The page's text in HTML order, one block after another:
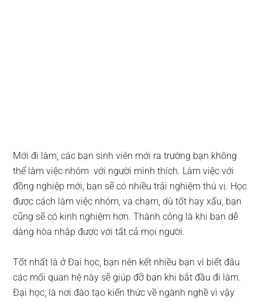
Mới đi làm, các bạn sinh viên mới ra trường bạn không
thể làm việc nhóm với người mình thích. Làm việc với
đồng nghiệp mới, bạn sẽ có nhiều trải nghiệm thú vị. Học
được cách làm việc nhóm, va chạm, dù tốt hay xấu, bạn
cũng sẽ có kinh nghiệm hơn. Thành công là khi bạn dễ
dàng hòa nhập được với tất cả mọi người.
Tốt nhất là ở Đại học, bạn nên kết nhiều bạn vì biết đâu
các mối quan hệ này sẽ giúp đỡ bạn khi bắt đầu đi làm.
Đại học, là nơi đào tạo kiến thức về ngành nghề vì vậy